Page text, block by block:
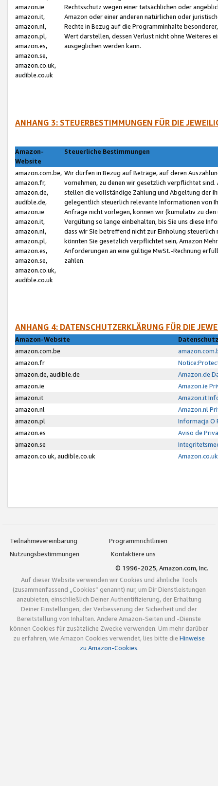
amazon.ie
amazon.it,
amazon.nl,
amazon.pl,
amazon.es,
amazon.se,
amazon.co.uk,
audible.co.uk
Rechtsschutz wegen einer tatsächlichen oder
Amazon oder einer anderen natürlichen oder
Rechte in Bezug auf die Programminhalte
Wert darstellen, dessen Verlust nicht ohne Weiteres
ausgeglichen werden kann.
ANHANG 3: STEUERBESTIMMUNGEN FÜR DIE
Amazon-
Website
Steuerliche Bestimmungen
amazon.com.be,
amazon.fr,
amazon.de,
audible.de,
amazon.ie
amazon.it,
amazon.nl,
amazon.pl,
amazon.es,
amazon.se,
amazon.co.uk,
audible.co.uk
Wir dürfen in Bezug auf Beträge, auf deren
vornehmen, zu denen wir gesetzlich verpflichtet
stellen die vollständige Zahlung und Abgeltung der
gelegentlich steuerlich relevante Informationen von
Anfrage nicht vorlegen, können wir (kumulativ zu
Vergütung so lange einbehalten, bis Sie uns diese
dass wir Sie betreffend nicht zur Einholung
könnten Sie gesetzlich verpflichtet sein, Amazon
Anforderungen an eine gültige MwSt.-Rechnung
zahlen.
ANHANG 4: DATENSCHUTZERKLÄRUNG FÜR DIE
Amazon-Website
amazon.com.be
amazon.fr
amazon.de, audible.de
Amazon.de
amazon.ie
Amazon.ie
amazon.it
Amazon.it
amazon.nl
Amazon.nl
amazon.pl
Informacja O
amazon.es
Aviso de
amazon.se
amazon.co.uk, audible.co.uk
Teilnahmevereinbarung
Programmrichtlinien
Nutzungsbestimmungen
Kontaktiere uns
© 1996-2025, Amazon.com, Inc.
Auf dieser Website verwenden wir Cookies und ähnliche Tools
(zusammenfassend „Cookies“ genannt) nur, um Dir Dienstleistungen
anzubieten, einschließlich Deiner Authentifizierung, der Erhaltung
Deiner Einstellungen, der Verbesserung der Sicherheit und der
Bereitstellung von Inhalten. Andere Amazon-Seiten und -Dienste
können Cookies für zusätzliche Zwecke verwenden. Um mehr darüber
zu erfahren, wie Amazon Cookies verwendet, lies bitte die Hinweise
zu Amazon-Cookies.